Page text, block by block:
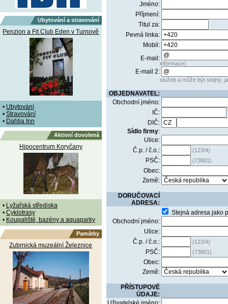
Ubytování a stravování
Penzion a Fit Club Eden v Turnově
• Ubytování
• Stravování
• Dahlia Inn
Aktivní dovolená
Hipocentrum Koryčany
• Lyžařská střediska
• Cyklotrasy
• Koupaliště, bazény a aquaparky
Památky
Zubrnická muzeální Železnice
Jméno:
Příjmení:
Titul za:
Pevná linka:
Mobil:
E-mail:
informace)
E-mail 2:
služeb a může být stejný,
OBJEDNAVATEL:
Obchodní jméno:
IČ:
DIČ:
Sídlo firmy:
Ulice:
Č.p. / č.o.:
(123/4)
PSČ: (73801)
Obec:
Země:
DORUČOVACÍ
ADRESA:
Stejná adresa jako
Obchodní jméno:
Ulice:
Č.p. / č.o.:
(123/4)
PSČ: (73801)
Obec:
Země:
PŘÍSTUPOVÉ
ÚDAJE: